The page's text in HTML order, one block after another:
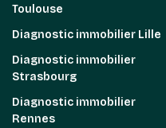
Toulouse
Diagnostic immobilier Lille
Diagnostic immobilier
Strasbourg
Diagnostic immobilier
Rennes